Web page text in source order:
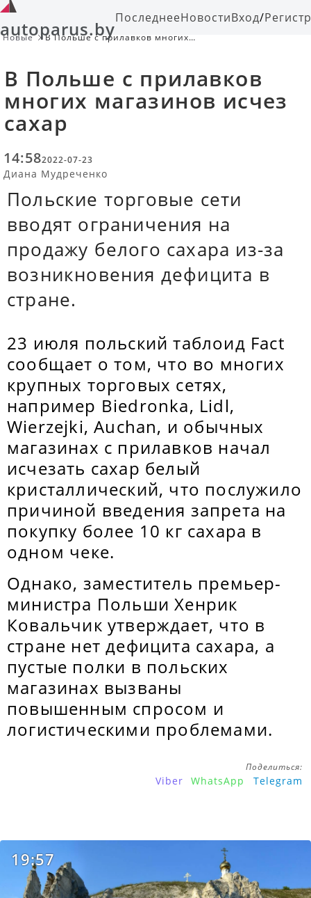
autoparus.byПоследнееНовостиВход/
Новые
В Польше с прилавков многих
В Польше с прилавков
многих магазинов исчез
сахар
14:582022-07-23
Диана Мудреченко
Польские торговые сети
вводят ограничения на
продажу белого сахара из-за
возникновения дефицита в
стране.
23 июля польский таблоид Fact
сообщает о том, что во многих
крупных торговых сетях,
например Biedronka, Lidl,
Wierzejki, Auchan, и обычных
магазинах с прилавков начал
исчезать сахар белый
кристаллический, что послужило
причиной введения запрета на
покупку более 10 кг сахара в
одном чеке.
Однако, заместитель премьер-
министра Польши Хенрик
Ковальчик утверждает, что в
стране нет дефицита сахара, а
пустые полки в польских
магазинах вызваны
повышенным спросом и
логистическими проблемами.
Поделиться:
Viber WhatsApp Telegram
19:57